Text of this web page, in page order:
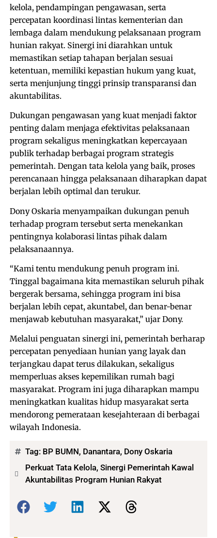
kelola, pendampingan pengawasan, serta
percepatan koordinasi lintas kementerian dan
lembaga dalam mendukung pelaksanaan program
hunian rakyat. Sinergi ini diarahkan untuk
memastikan setiap tahapan berjalan sesuai
ketentuan, memiliki kepastian hukum yang kuat,
serta menjunjung tinggi prinsip transparansi dan
akuntabilitas.
Dukungan pengawasan yang kuat menjadi faktor
penting dalam menjaga efektivitas pelaksanaan
program sekaligus meningkatkan kepercayaan
publik terhadap berbagai program strategis
pemerintah. Dengan tata kelola yang baik, proses
perencanaan hingga pelaksanaan diharapkan dapat
berjalan lebih optimal dan terukur.
Dony Oskaria menyampaikan dukungan penuh
terhadap program tersebut serta menekankan
pentingnya kolaborasi lintas pihak dalam
pelaksanaannya.
“Kami tentu mendukung penuh program ini.
Tinggal bagaimana kita memastikan seluruh pihak
bergerak bersama, sehingga program ini bisa
berjalan lebih cepat, akuntabel, dan benar-benar
menjawab kebutuhan masyarakat,” ujar Dony.
Melalui penguatan sinergi ini, pemerintah berharap
percepatan penyediaan hunian yang layak dan
terjangkau dapat terus dilakukan, sekaligus
memperluas akses kepemilikan rumah bagi
masyarakat. Program ini juga diharapkan mampu
meningkatkan kualitas hidup masyarakat serta
mendorong pemerataan kesejahteraan di berbagai
wilayah Indonesia.
Tag: BP BUMN, Danantara, Dony Oskaria
Perkuat Tata Kelola, Sinergi Pemerintah Kawal
Akuntabilitas Program Hunian Rakyat
Bagikan: